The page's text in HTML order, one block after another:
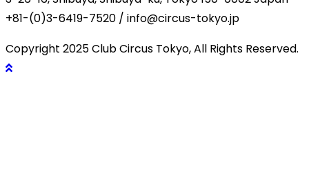
+81-(0)3-6419-7520 / info@circus-tokyo.jp
Copyright 2025 Club Circus Tokyo, All Rights Reserved.